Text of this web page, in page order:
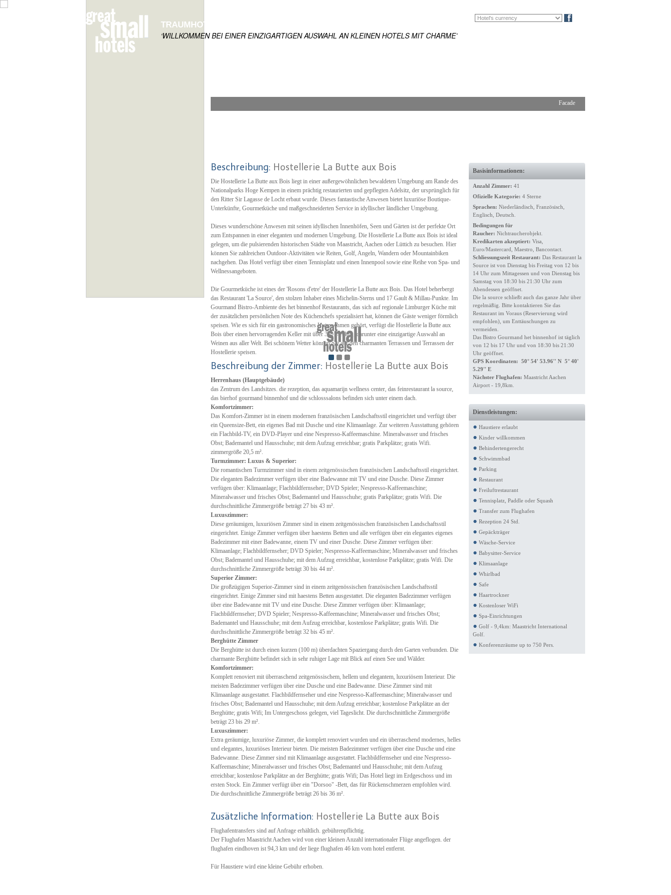
TRAUMHOTELS WELTWEIT
‘WILLKOMMEN BEI EINER EINZIGARTIGEN AUSWAHL AN KLEINEN HOTELS MIT CHARME’
Facade
Beschreibung: Hostellerie La Butte aux Bois
Die Hostellerie La Butte aux Bois liegt in einer außergewöhnlichen bewaldeten Umgebung am Rande des
Nationalparks Hoge Kempen in einem prächtig restaurierten und gepflegten Adelsitz, der ursprünglich für
den Ritter Sir Lagasse de Locht erbaut wurde. Dieses fantastische Anwesen bietet luxuriöse Boutique-
Unterkünfte, Gourmetküche und maßgeschneiderten Service in idyllischer ländlicher Umgebung.
Dieses wunderschöne Anwesen mit seinen idyllischen Innenhöfen, Seen und Gärten ist der perfekte Ort
zum Entspannen in einer eleganten und modernen Umgebung. Die Hostellerie La Butte aux Bois ist ideal
gelegen, um die pulsierenden historischen Städte von Maastricht, Aachen oder Lüttich zu besuchen. Hier
können Sie zahlreichen Outdoor-Aktivitäten wie Reiten, Golf, Angeln, Wandern oder Mountainbiken
nachgehen. Das Hotel verfügt über einen Tennisplatz und einen Innenpool sowie eine Reihe von Spa- und
Wellnessangeboten.
Die Gourmetküche ist eines der 'Rosons d'etre' der Hostellerie La Butte aux Bois. Das Hotel beherbergt
das Restaurant 'La Source', den stolzen Inhaber eines Michelin-Sterns und 17 Gault & Millau-Punkte. Im
Gourmand Bistro-Ambiente des het binnenhof Restaurants, das sich auf regionale Limburger Küche mit
der zusätzlichen persönlichen Note des Küchenchefs spezialisiert hat, können die Gäste weniger förmlich
speisen. Wie es sich für ein gastronomisches Unternehmen gehört, verfügt die Hostellerie la Butte aux
Bois über einen hervorragenden Keller mit über 350 Marken, darunter eine einzigartige Auswahl an
Weinen aus aller Welt. Bei schönem Wetter können Sie auf den charmanten Terrassen und Terrassen der
Hostellerie speisen.
Beschreibung der Zimmer: Hostellerie La Butte aux Bois
Herrenhaus (Hauptgebäude)
das Zentrum des Landsitzes. die rezeption, das aquamarijn wellness center, das feinrestaurant la source,
das bierhof gourmand binnenhof und die schlosssalons befinden sich unter einem dach.
Komfortzimmer:
Das Komfort-Zimmer ist in einem modernen französischen Landschaftsstil eingerichtet und verfügt über
ein Queensize-Bett, ein eigenes Bad mit Dusche und eine Klimaanlage. Zur weiteren Ausstattung gehören
ein Flachbild-TV, ein DVD-Player und eine Nespresso-Kaffeemaschine. Mineralwasser und frisches
Obst; Bademantel und Hausschuhe; mit dem Aufzug erreichbar; gratis Parkplätze; gratis Wifi.
zimmergröße 20,5 m².
Turmzimmer: Luxus & Superior:
Die romantischen Turmzimmer sind in einem zeitgenössischen französischen Landschaftsstil eingerichtet.
Die eleganten Badezimmer verfügen über eine Badewanne mit TV und eine Dusche. Diese Zimmer
verfügen über: Klimaanlage; Flachbildfernseher; DVD Spieler; Nespresso-Kaffeemaschine;
Mineralwasser und frisches Obst; Bademantel und Hausschuhe; gratis Parkplätze; gratis Wifi. Die
durchschnittliche Zimmergröße beträgt 27 bis 43 m².
Luxuszimmer:
Diese geräumigen, luxuriösen Zimmer sind in einem zeitgenössischen französischen Landschaftsstil
eingerichtet. Einige Zimmer verfügen über haestens Betten und alle verfügen über ein elegantes eigenes
Badezimmer mit einer Badewanne, einem TV und einer Dusche. Diese Zimmer verfügen über:
Klimaanlage; Flachbildfernseher; DVD Spieler; Nespresso-Kaffeemaschine; Mineralwasser und frisches
Obst; Bademantel und Hausschuhe; mit dem Aufzug erreichbar, kostenlose Parkplätze; gratis Wifi. Die
durchschnittliche Zimmergröße beträgt 30 bis 44 m².
Superior Zimmer:
Die großzügigen Superior-Zimmer sind in einem zeitgenössischen französischen Landschaftsstil
eingerichtet. Einige Zimmer sind mit haestens Betten ausgestattet. Die eleganten Badezimmer verfügen
über eine Badewanne mit TV und eine Dusche. Diese Zimmer verfügen über: Klimaanlage;
Flachbildfernseher; DVD Spieler; Nespresso-Kaffeemaschine; Mineralwasser und frisches Obst;
Bademantel und Hausschuhe; mit dem Aufzug erreichbar, kostenlose Parkplätze; gratis Wifi. Die
durchschnittliche Zimmergröße beträgt 32 bis 45 m².
Berghütte Zimmer
Die Berghütte ist durch einen kurzen (100 m) überdachten Spaziergang durch den Garten verbunden. Die
charmante Berghütte befindet sich in sehr ruhiger Lage mit Blick auf einen See und Wälder.
Komfortzimmer:
Komplett renoviert mit überraschend zeitgenössischem, hellem und elegantem, luxuriösem Interieur. Die
meisten Badezimmer verfügen über eine Dusche und eine Badewanne. Diese Zimmer sind mit
Klimaanlage ausgestattet. Flachbildfernseher und eine Nespresso-Kaffeemaschine; Mineralwasser und
frisches Obst; Bademantel und Hausschuhe; mit dem Aufzug erreichbar; kostenlose Parkplätze an der
Berghütte; gratis Wifi; Im Untergeschoss gelegen, viel Tageslicht. Die durchschnittliche Zimmergröße
beträgt 23 bis 29 m².
Luxuszimmer:
Extra geräumige, luxuriöse Zimmer, die komplett renoviert wurden und ein überraschend modernes, helles
und elegantes, luxuriöses Interieur bieten. Die meisten Badezimmer verfügen über eine Dusche und eine
Badewanne. Diese Zimmer sind mit Klimaanlage ausgestattet. Flachbildfernseher und eine Nespresso-
Kaffeemaschine; Mineralwasser und frisches Obst; Bademantel und Hausschuhe; mit dem Aufzug
erreichbar; kostenlose Parkplätze an der Berghütte; gratis Wifi; Das Hotel liegt im Erdgeschoss und im
ersten Stock. Ein Zimmer verfügt über ein "Dorsoo" -Bett, das für Rückenschmerzen empfohlen wird.
Die durchschnittliche Zimmergröße beträgt 26 bis 36 m².
Zusätzliche Information: Hostellerie La Butte aux Bois
Flughafentransfers sind auf Anfrage erhältlich. gebührenpflichtig.
Der Flughafen Maastricht Aachen wird von einer kleinen Anzahl internationaler Flüge angeflogen. der
flughafen eindhoven ist 94,3 km und der liege flughafen 46 km vom hotel entfernt.
Für Haustiere wird eine kleine Gebühr erhoben.
Basisinformationen:
Anzahl Zimmer: 41
Ofizielle Kategorie: 4 Sterne
Sprachen: Niederländisch, Französisch,
Englisch, Deutsch.
Bedingungen für
Raucher: Nichtraucherobjekt.
Kredikarten akzeptiert: Visa,
Euro/Mastercard, Maestro, Bancontact.
Schliessungszeit Restaurant: Das Restaurant la
Source ist von Dienstag bis Freitag von 12 bis
14 Uhr zum Mittagessen und von Dienstag bis
Samstag von 18:30 bis 21:30 Uhr zum
Abendessen geöffnet.
Die la source schließt auch das ganze Jahr über
regelmäßig. Bitte kontaktieren Sie das
Restaurant im Voraus (Reservierung wird
empfohlen), um Enttäuschungen zu
vermeiden.
Das Bistro Gourmand het binnenhof ist täglich
von 12 bis 17 Uhr und von 18:30 bis 21:30
Uhr geöffnet.
GPS Koordinaten: 50° 54' 53.96'' N 5° 40'
5.29'' E
Nächster Flughafen: Maastricht Aachen
Airport - 19,8km.
Dienstleistungen:
Haustiere erlaubt
Kinder willkommen
Behindertengerecht
Schwimmbad
Parking
Restaurant
Freiluftrestaurant
Tennisplatz, Paddle oder Squash
Transfer zum Flughafen
Rezeption 24 Std.
Gepäckträger
Wäsche-Service
Babysitter-Service
Klimaanlage
Whirlbad
Safe
Haartrockner
Kostenloser WiFi
Spa-Einrichtungen
Golf - 9,4km: Maastricht International
Golf.
Konferenzräume up to 750 Pers.